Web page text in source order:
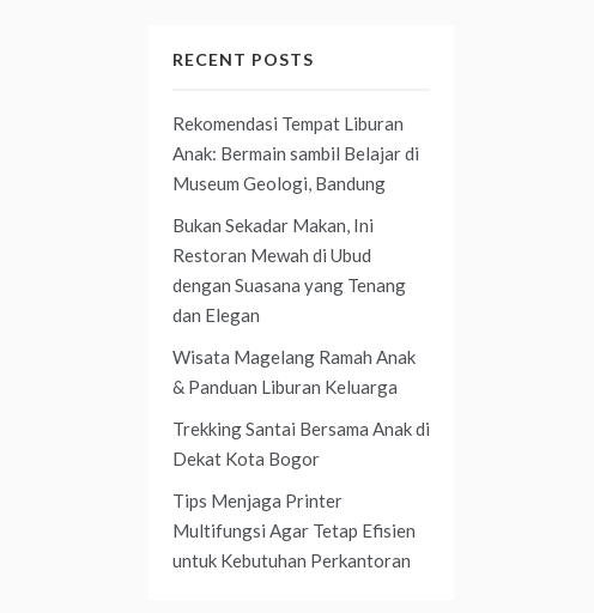
RECENT POSTS
Rekomendasi Tempat Liburan
Anak: Bermain sambil Belajar di
Museum Geologi, Bandung
Bukan Sekadar Makan, Ini
Restoran Mewah di Ubud
dengan Suasana yang Tenang
dan Elegan
Wisata Magelang Ramah Anak
& Panduan Liburan Keluarga
Trekking Santai Bersama Anak di
Dekat Kota Bogor
Tips Menjaga Printer
Multifungsi Agar Tetap Efisien
untuk Kebutuhan Perkantoran